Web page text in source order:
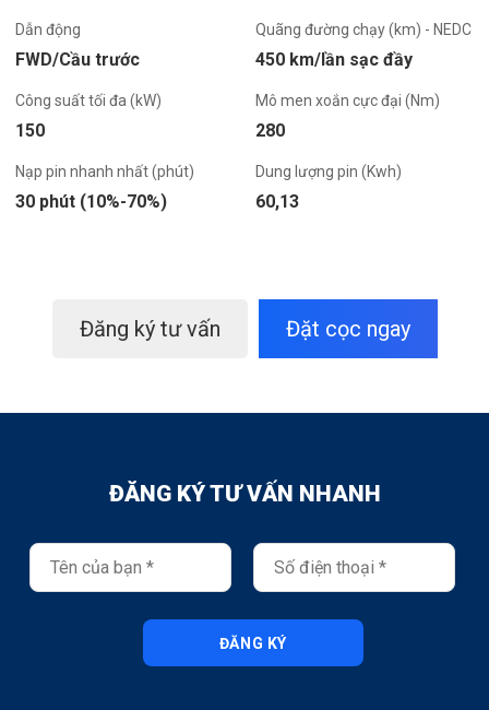
Dẫn động
FWD/Cầu trước
Quãng đường chạy (km) - NEDC
450 km/lần sạc đầy
Công suất tối đa (kW)
150
Mô men xoắn cực đại (Nm)
280
Nạp pin nhanh nhất (phút)
30 phút (10%-70%)
Dung lượng pin (Kwh)
60,13
Đăng ký tư vấn Đặt cọc ngay
ĐĂNG KÝ TƯ VẤN NHANH
ĐĂNG KÝ